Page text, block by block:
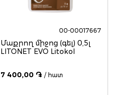
00-00017667
Մաքրող միջոց (գել) 0,5լ
LITONET EVO Litokol
7 400,00 ֏ / հատ